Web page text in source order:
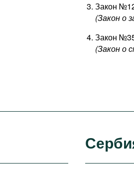
Закон
(Закон о
Закон
(Закон о